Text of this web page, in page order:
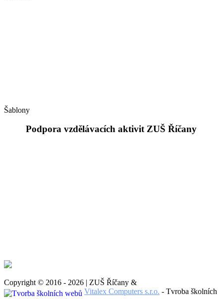
Šablony
Podpora vzdělávacích aktivit ZUŠ Říčany
Copyright © 2016 - 2026 | ZUŠ Říčany &
Vitalex Computers s.r.o. - Tvroba školních